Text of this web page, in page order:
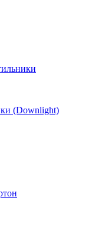
(Downlight)